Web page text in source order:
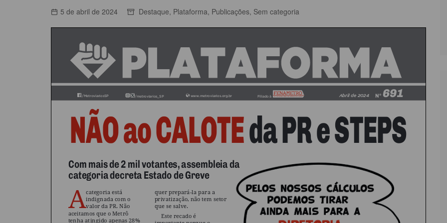
ACORDOS COLETIVOS
DOCUMENTOS
COLÔNIA DE FÉRIAS
CULTURA
CLASSIFICADOS
OUTRAS PUBLICAÇÕES
5 de abril de 2024 Destaque, Plataforma, Publicações, Sem categoria